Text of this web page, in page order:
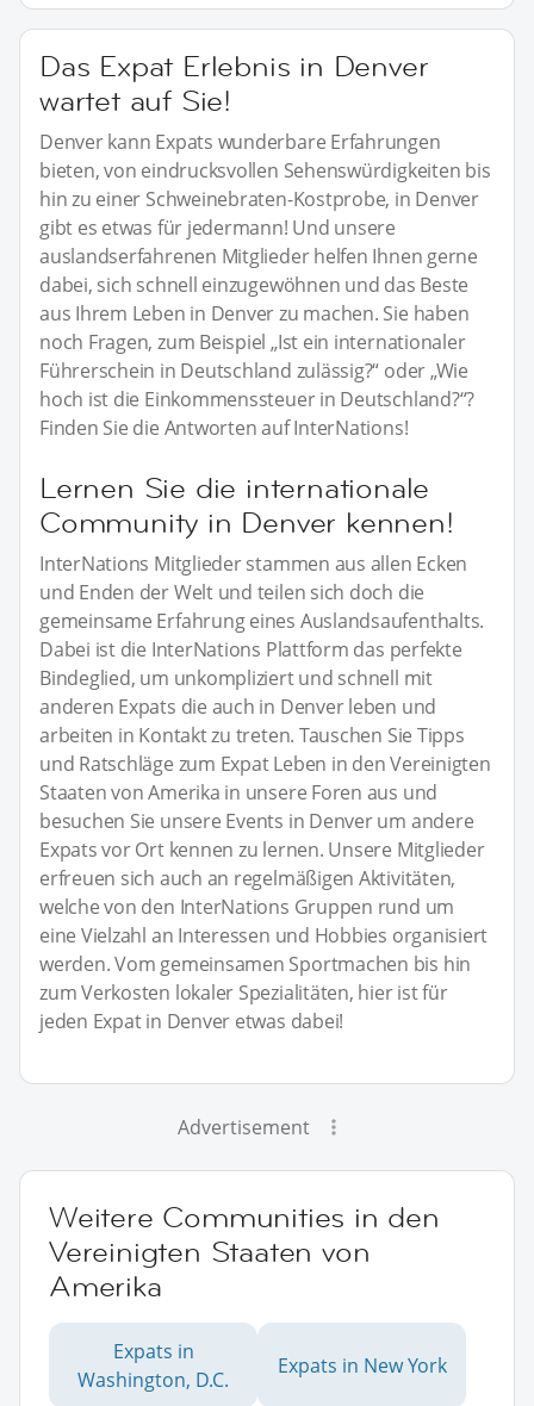
Das Expat Erlebnis in Denver
wartet auf Sie!
Denver kann Expats wunderbare Erfahrungen
bieten, von eindrucksvollen Sehenswürdigkeiten bis
hin zu einer Schweinebraten-Kostprobe, in Denver
gibt es etwas für jedermann! Und unsere
auslandserfahrenen Mitglieder helfen Ihnen gerne
dabei, sich schnell einzugewöhnen und das Beste
aus Ihrem Leben in Denver zu machen. Sie haben
noch Fragen, zum Beispiel „Ist ein internationaler
Führerschein in Deutschland zulässig?“ oder „Wie
hoch ist die Einkommenssteuer in Deutschland?“?
Finden Sie die Antworten auf InterNations!
Lernen Sie die internationale
Community in Denver kennen!
InterNations Mitglieder stammen aus allen Ecken
und Enden der Welt und teilen sich doch die
gemeinsame Erfahrung eines Auslandsaufenthalts.
Dabei ist die InterNations Plattform das perfekte
Bindeglied, um unkompliziert und schnell mit
anderen Expats die auch in Denver leben und
arbeiten in Kontakt zu treten. Tauschen Sie Tipps
und Ratschläge zum Expat Leben in den Vereinigten
Staaten von Amerika in unsere Foren aus und
besuchen Sie unsere Events in Denver um andere
Expats vor Ort kennen zu lernen. Unsere Mitglieder
erfreuen sich auch an regelmäßigen Aktivitäten,
welche von den InterNations Gruppen rund um
eine Vielzahl an Interessen und Hobbies organisiert
werden. Vom gemeinsamen Sportmachen bis hin
zum Verkosten lokaler Spezialitäten, hier ist für
jeden Expat in Denver etwas dabei!
Advertisement
Weitere Communities in den
Vereinigten Staaten von
Amerika
Expats in
Washington, D.C.
Expats in New York